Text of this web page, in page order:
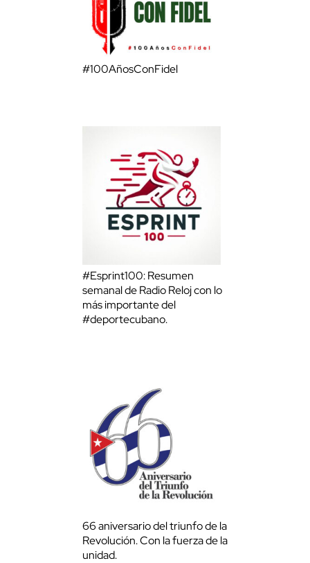
#100AñosConFidel
#Esprint100: Resumen
semanal de Radio Reloj con lo
más importante del
#deportecubano.
66 aniversario del triunfo de la
Revolución. Con la fuerza de la
unidad.